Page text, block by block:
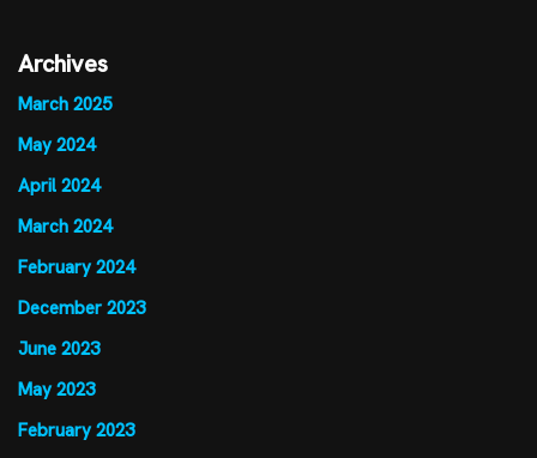
Archives
March 2025
May 2024
April 2024
March 2024
February 2024
December 2023
June 2023
May 2023
February 2023